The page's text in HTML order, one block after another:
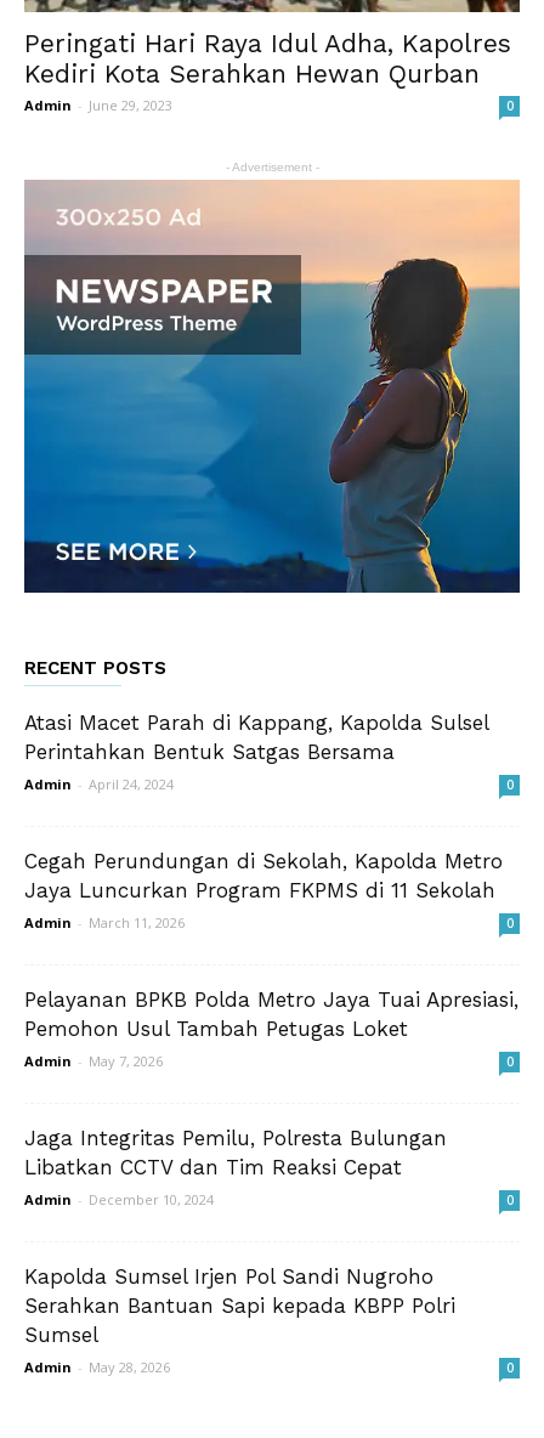
Peringati Hari Raya Idul Adha, Kapolres
Kediri Kota Serahkan Hewan Qurban
Admin - June 29, 2023 0
- Advertisement -
RECENT POSTS
Atasi Macet Parah di Kappang, Kapolda Sulsel
Perintahkan Bentuk Satgas Bersama
Admin - April 24, 2024 0
Cegah Perundungan di Sekolah, Kapolda Metro
Jaya Luncurkan Program FKPMS di 11 Sekolah
Admin - March 11, 2026 0
Pelayanan BPKB Polda Metro Jaya Tuai Apresiasi,
Pemohon Usul Tambah Petugas Loket
Admin - May 7, 2026 0
Jaga Integritas Pemilu, Polresta Bulungan
Libatkan CCTV dan Tim Reaksi Cepat
Admin - December 10, 2024 0
Kapolda Sumsel Irjen Pol Sandi Nugroho
Serahkan Bantuan Sapi kepada KBPP Polri
Sumsel
Admin - May 28, 2026 0